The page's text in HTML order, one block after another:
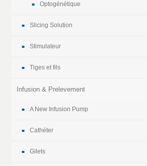
Optogénétique
Slicing Solution
Stimulateur
Tiges et fils
Infusion & Prelevement
A New Infusion Pump
Cathéter
Gilets